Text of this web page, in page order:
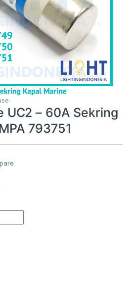
UC2 – 60A Sekring
793751
Sekring Kapal Marine IMPA